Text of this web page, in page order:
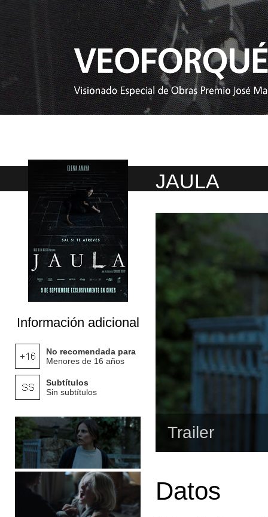
Información adicional
No recomendada para
Menores de 16 años
Subtítulos
Sin subtítulos
JAULA
Trailer
Datos